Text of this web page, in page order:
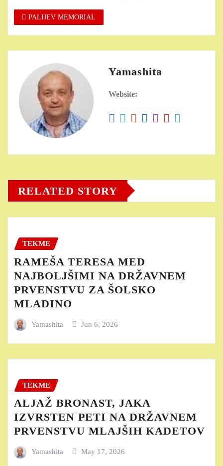
PALIJEV MEMORIAL
Yamashita
Website:
RELATED STORY
TEKME
RAMEŠA TERESA MED
NAJBOLJŠIMI NA DRŽAVNEM
PRVENSTVU ZA ŠOLSKO
MLADINO
Yamashita Jun 6, 2026
TEKME
ALJAŽ BRONAST, JAKA
IZVRSTEN PETI NA DRŽAVNEM
PRVENSTVU MLAJŠIH KADETOV
Yamashita May 17, 2026